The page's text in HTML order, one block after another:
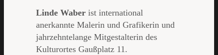
Linde Waber ist international
anerkannte Malerin und Grafikerin und
jahrzehntelange Mitgestalterin des
Kulturortes Gaußplatz 11.